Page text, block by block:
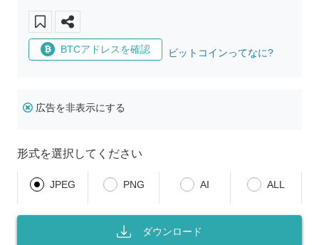
BTCアドレスを確認 ビットコインってなに?
広告を非表示にする
形式を選択してください
JPEG PNG AI ALL
ダウンロード